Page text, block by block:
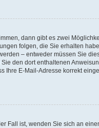
dann gibt es zwei
folgen, die Sie erhalten
– entweder müssen Sie
den dort enthaltenen
Ihre E-Mail-Adresse korrekt
Fall ist, wenden Sie sich an